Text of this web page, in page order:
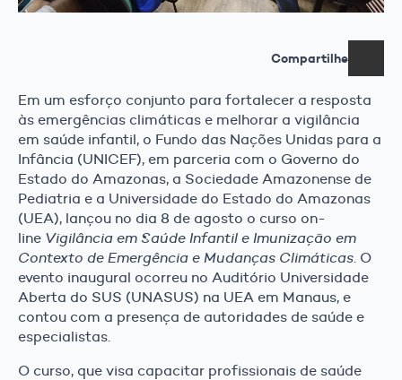
Compartilhe
Em um esforço conjunto para fortalecer a resposta
às emergências climáticas e melhorar a vigilância
em saúde infantil, o Fundo das Nações Unidas para a
Infância (UNICEF), em parceria com o Governo do
Estado do Amazonas, a Sociedade Amazonense de
Pediatria e a Universidade do Estado do Amazonas
(UEA), lançou no dia 8 de agosto o curso on-
line Vigilância em Saúde Infantil e Imunização em
Contexto de Emergência e Mudanças Climáticas . O
evento inaugural ocorreu no Auditório Universidade
Aberta do SUS (UNASUS) na UEA em Manaus, e
contou com a presença de autoridades de saúde e
especialistas.
O curso, que visa capacitar profissionais de saúde